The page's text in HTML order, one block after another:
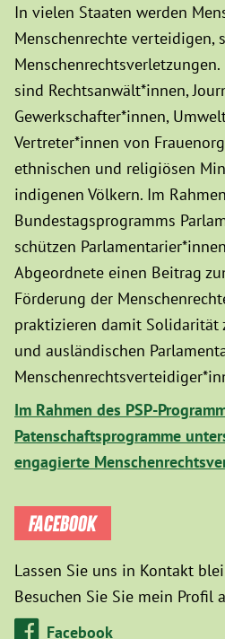
In vielen Staaten werden
Menschenrechte verteidigen,
sind Rechtsanwält*innen,
Gewerkschafter*innen,
Vertreter*innen von
ethnischen und religiösen
indigenen Völkern. Im
Bundestagsprogramms
schützen
Abgeordnete einen Beitrag
Förderung der
praktizieren damit Solidarität
und ausländischen
Im Rahmen des PSP-
Patenschaftsprogramme
engagierte
FACEBOOK
Lassen Sie uns in Kontakt
Besuchen Sie Sie mein Profil
Facebook